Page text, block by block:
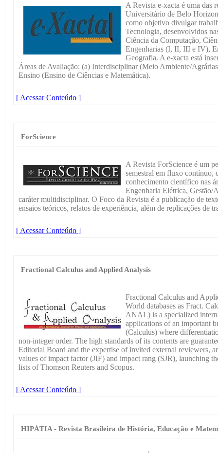
A Revista e-xacta é uma das
Universitário de Belo
como objetivo divulgar
Tecnologia, desenvolvidos
Ciência da Computação,
Engenharias (I, II, III e IV),
Geografia. A e-xacta está
Áreas de Avaliação: (a) Interdisciplinar (Meio Ambiente/
Ensino (Ensino de Ciências e Matemática).
[ Acessar Conteúdo ]
ForScience
A Revista ForScience é um
semestral em fluxo contínuo,
conhecimento científico nas
Engenharia Elétrica, Gestão/
caráter multidisciplinar. O Foco da Revista é a publicação de
ensaios teóricos, relatos de experiência, além de replicações de
[ Acessar Conteúdo ]
Fractional Calculus and Applied Analysis
Fractional Calculus and
World databases as Fract.
ANAL) is a specialized
applications of an important
(Calculus) where
non-integer order. The high standards of its contents are
Editorial Board and the expertise of invited external reviewers,
values of impact factor (JIF) and impact rang (SJR), launching
lists of Thomson Reuters and Scopus.
[ Acessar Conteúdo ]
HIPÁTIA - Revista Brasileira de História, Educação e